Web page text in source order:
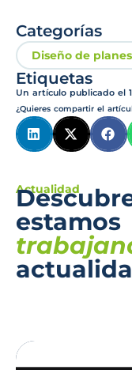
Categorías
Diseño de
Etiquetas
Un artículo publicado el
¿Quieres compartir el
Actualidad
estamos